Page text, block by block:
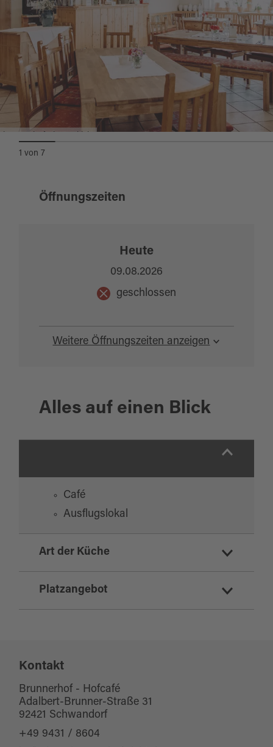
1 von 7
Öffnungszeiten
Weitere Öffnungszeiten anzeigen
Heute
09.08.2026
geschlossen
Alles auf einen Blick
Café
Ausflugslokal
Art der Küche
regionale Küche
Platzangebot
Sitzplätze Außenbereich:
Kontakt
Brunnerhof - Hofcafé
Adalbert-Brunner-Straße 31
92421 Schwandorf
+49 9431 / 8604